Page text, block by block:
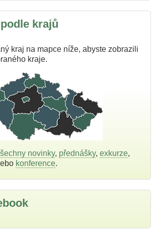
krajů
kraj na mapce níže, abyste zobrazili
kraje.
novinky, přednášky, exkurze,
konference.